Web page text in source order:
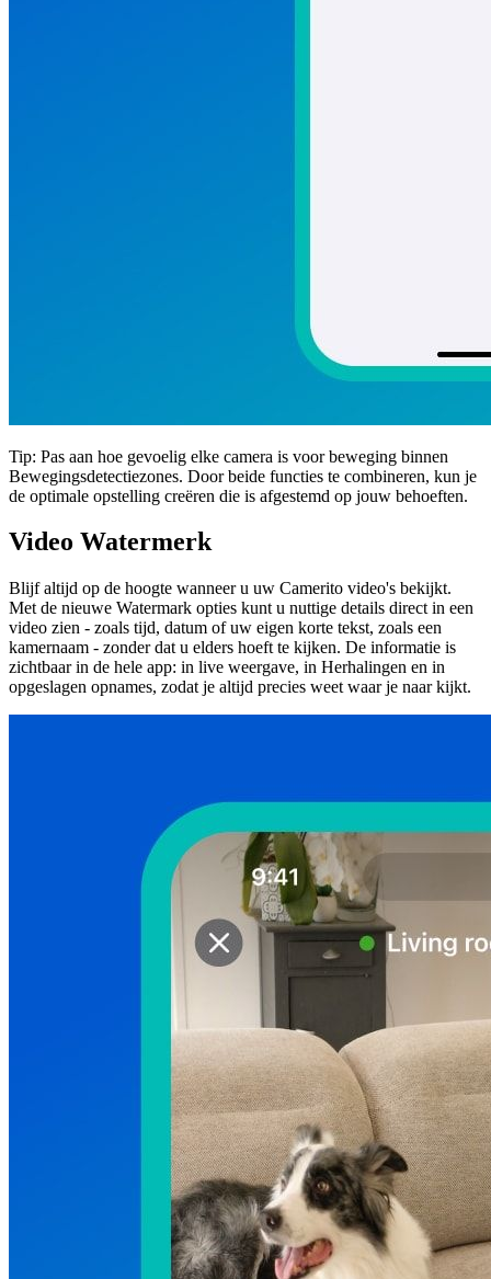
Tip: Pas aan hoe gevoelig elke camera is voor beweging binnen
Bewegingsdetectiezones. Door beide functies te combineren, kun je
de optimale opstelling creëren die is afgestemd op jouw behoeften.
Video Watermerk
Blijf altijd op de hoogte wanneer u uw Camerito video's bekijkt.
Met de nieuwe Watermark opties kunt u nuttige details direct in een
video zien - zoals tijd, datum of uw eigen korte tekst, zoals een
kamernaam - zonder dat u elders hoeft te kijken. De informatie is
zichtbaar in de hele app: in live weergave, in Herhalingen en in
opgeslagen opnames, zodat je altijd precies weet waar je naar kijkt.